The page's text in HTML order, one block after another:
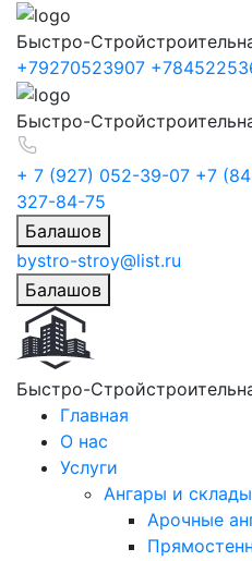
Быстро-Строй
+79270523907
Быстро-Строй
+ 7 (927) 052-39-07 +7
327-84-75
Балашов
bystro-stroy@list.ru
Балашов
Быстро-Строй
Главная
О нас
Услуги
Ангары и склады
Арочные